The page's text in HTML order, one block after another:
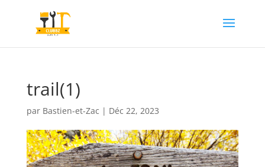
trail(1)
par Bastien-et-Zac | Déc 22, 2023